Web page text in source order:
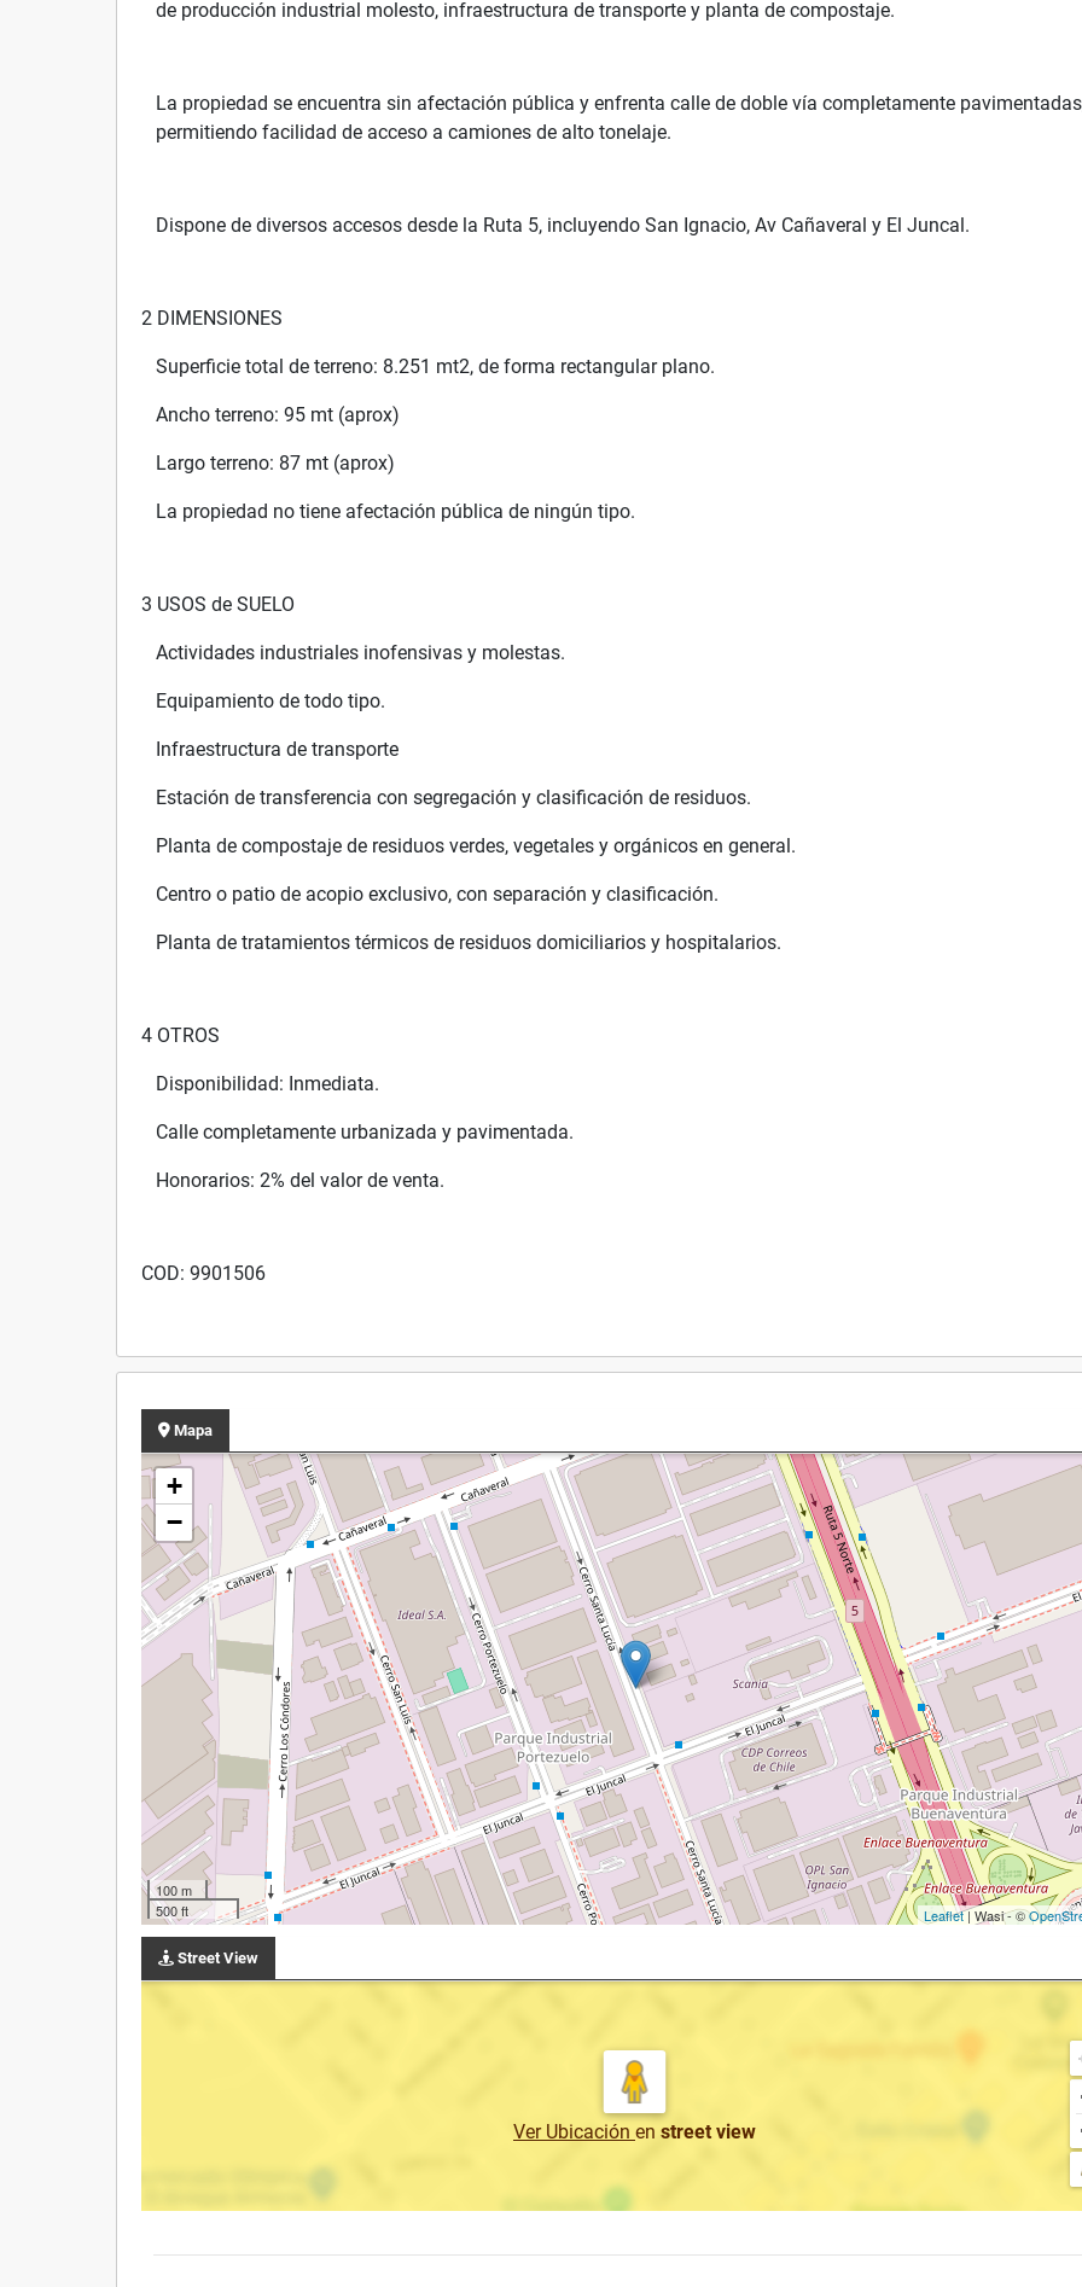
de producción industrial molesto, infraestructura de transporte y planta de compostaje.
La propiedad se encuentra sin afectación pública y enfrenta calle de doble vía completamente
permitiendo facilidad de acceso a camiones de alto tonelaje.
Dispone de diversos accesos desde la Ruta 5, incluyendo San Ignacio, Av Cañaveral y El Juncal.
2 DIMENSIONES
Superficie total de terreno: 8.251 mt2, de forma rectangular plano.
Ancho terreno: 95 mt (aprox)
Largo terreno: 87 mt (aprox)
La propiedad no tiene afectación pública de ningún tipo.
3 USOS de SUELO
Actividades industriales inofensivas y molestas.
Equipamiento de todo tipo.
Infraestructura de transporte
Estación de transferencia con segregación y clasificación de residuos.
Planta de compostaje de residuos verdes, vegetales y orgánicos en general.
Centro o patio de acopio exclusivo, con separación y clasificación.
Planta de tratamientos térmicos de residuos domiciliarios y hospitalarios.
4 OTROS
Disponibilidad: Inmediata.
Calle completamente urbanizada y pavimentada.
Honorarios: 2% del valor de venta.
COD: 9901506
Mapa
+
−
100 m
500 ft
Leaflet| Wasi - ©
Street View
Ver Ubicación en street view